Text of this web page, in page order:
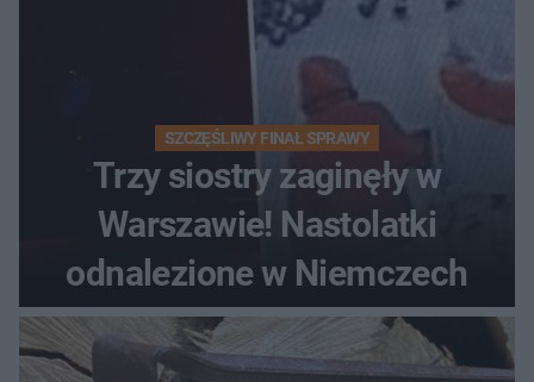
SZCZĘŚLIWY FINAŁ SPRAWY
Trzy siostry zaginęły w
Warszawie! Nastolatki
odnalezione w Niemczech